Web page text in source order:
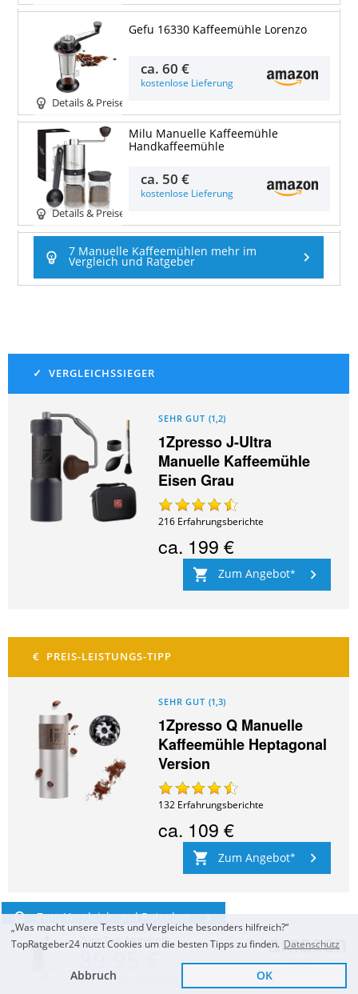
Zum Top Angebot
KOSTENLOSE LIEFERUNG Sofort Lieferbar
Details & Preise
Gefu 16330 Kaffeemühle Lorenzo
ca.60 €
kostenlose Lieferung
Details & Preise
Milu Manuelle Kaffeemühle
Handkaffeemühle
ca. 50 €
kostenlose Lieferung
7 Manuelle Kaffeemühlen mehr im
Vergleich und Ratgeber
SEHR GUT (1,2)
1Zpresso J-Ultra
Manuelle Kaffeemühle
Eisen Grau
216 Erfahrungsberichte
ca. 199 €
Zum Angebot
SEHR GUT (1,3)
1Zpresso Q Manuelle
Kaffeemühle Heptagonal
Version
132 Erfahrungsberichte
ca. 109 €
Zum Angebot
Zum Vergleich und Ratgeber
„Was macht unsere Tests und Vergleiche besonders hilfreich?“
TopRatgeber24 nutzt Cookies um die besten Tipps zu finden. Datenschutz
Abbruch OK